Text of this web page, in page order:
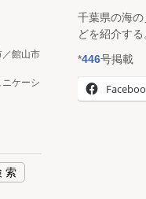
千葉県の海
どを紹介する
*446号掲載
／館山市
ケーシ